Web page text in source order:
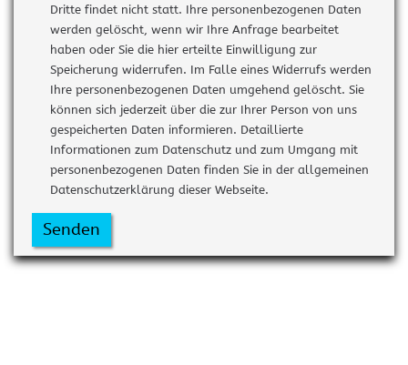
Dritte findet nicht statt. Ihre personenbezogenen Daten
werden gelöscht, wenn wir Ihre Anfrage bearbeitet
haben oder Sie die hier erteilte Einwilligung zur
Speicherung widerrufen. Im Falle eines Widerrufs werden
Ihre personenbezogenen Daten umgehend gelöscht. Sie
können sich jederzeit über die zur Ihrer Person von uns
gespeicherten Daten informieren. Detaillierte
Informationen zum Datenschutz und zum Umgang mit
personenbezogenen Daten finden Sie in der allgemeinen
Datenschutzerklärung dieser Webseite.
Senden